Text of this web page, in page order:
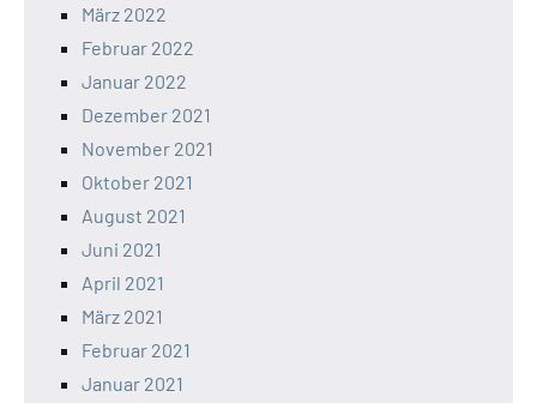
März 2022
Februar 2022
Januar 2022
Dezember 2021
November 2021
Oktober 2021
August 2021
Juni 2021
April 2021
März 2021
Februar 2021
Januar 2021